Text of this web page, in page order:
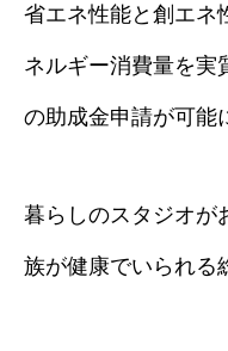
省エネ性能と創エネ
ネルギー消費量を実
の助成金申請が可能
暮らしのスタジオが
族が健康でいられる